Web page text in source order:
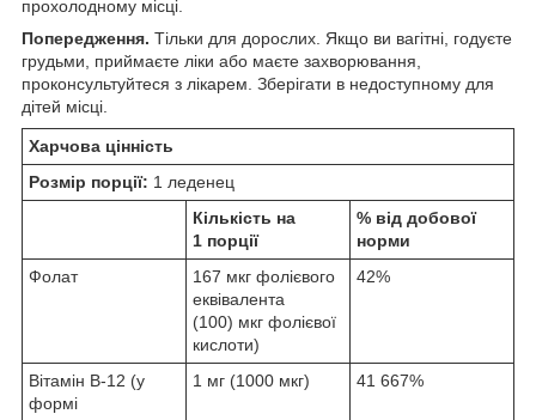
прохолодному місці.
Попередження. Тільки для дорослих. Якщо ви вагітні, годуєте
грудьми, приймаєте ліки або маєте захворювання,
проконсультуйтеся з лікарем. Зберігати в недоступному для
дітей місці.
Харчова цінність
Розмір порції: 1 леденец
Кількість на
1 порції
% від добової
норми
Фолат
167 мкг фолієвого
еквівалента
(100) мкг фолієвої
кислоти)
42%
Вітамін B-12 (у
формі
1 мг (1000 мкг) 41 667%